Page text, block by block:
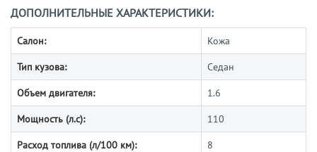
ДОПОЛНИТЕЛЬНЫЕ ХАРАКТЕРИСТИКИ:
Салон: Кожа
Тип кузова: Седан
Объем двигателя: 1.6
Мощность (л.с): 110
Расход топлива (л/100 км): 8